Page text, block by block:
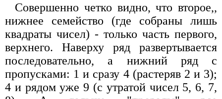
Совершенно четко видно, что второе,,
нижнее семейство (где собраны лишь
квадраты чисел) - только часть первого,
верхнего. Наверху ряд развертывается
последовательно, а нижний ряд с
пропусками: 1 и сразу 4 (растеряв 2 и 3);
4 и рядом уже 9 (с утратой чисел 5, 6, 7,